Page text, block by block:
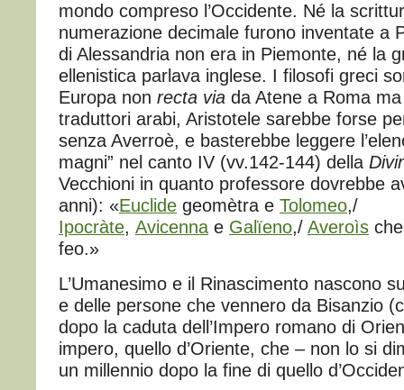
mondo compreso l’Occidente. Né la
numerazione decimale furono inventate a
di Alessandria non era in Piemonte, né la
ellenistica parlava inglese. I filosofi greci
Europa non recta via da Atene a Roma
traduttori arabi, Aristotele sarebbe forse
senza Averroè, e basterebbe leggere
magni” nel canto IV (vv.142-144) della
Vecchioni in quanto professore dovrebbe
anni): «Euclide geomètra e Tolomeo,/
Ipocràte, Avicenna e Galïeno,/ Averoìs
feo.»
L’Umanesimo e il Rinascimento nascono
e delle persone che vennero da Bisanzio
dopo la caduta dell’Impero romano di
impero, quello d’Oriente, che – non lo si
un millennio dopo la fine di quello